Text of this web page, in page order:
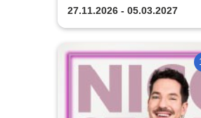
Erlebnisgastronomie |
Jahren & über 500
Dinner Shows
27.11.2026 - 05.03.2027